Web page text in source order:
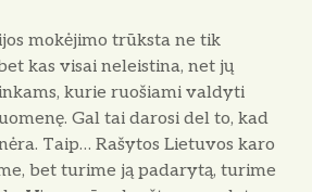
mokėjimo trūksta ne tik
kas visai neleistina, net jų
kurie ruošiami valdyti
Gal tai darosi del to, kad
Taip… Rašytos Lietuvos karo
bet turime ją padarytą, turime